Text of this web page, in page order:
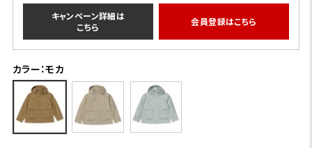
キャンペーン詳細は
こちら
会員登録はこちら
カラー：モカ